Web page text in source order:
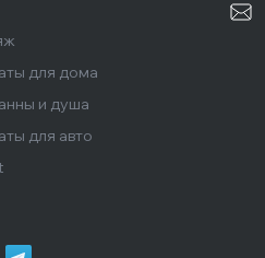
для дома
и душа
для авто